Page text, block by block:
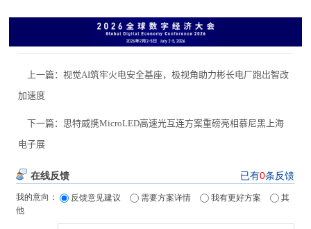
上一篇：视觉AI筑牢火电安全基座，极视角助力彬长电厂跑出智改
加速度
下一篇： 思特威携MicroLED高速光互连方案重磅亮相慕尼黑上海
电子展